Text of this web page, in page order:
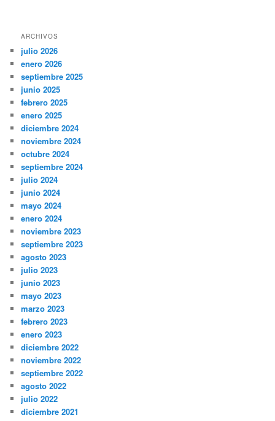
ARCHIVOS
julio 2026
enero 2026
septiembre 2025
junio 2025
febrero 2025
enero 2025
diciembre 2024
noviembre 2024
octubre 2024
septiembre 2024
julio 2024
junio 2024
mayo 2024
enero 2024
noviembre 2023
septiembre 2023
agosto 2023
julio 2023
junio 2023
mayo 2023
marzo 2023
febrero 2023
enero 2023
diciembre 2022
noviembre 2022
septiembre 2022
agosto 2022
julio 2022
diciembre 2021